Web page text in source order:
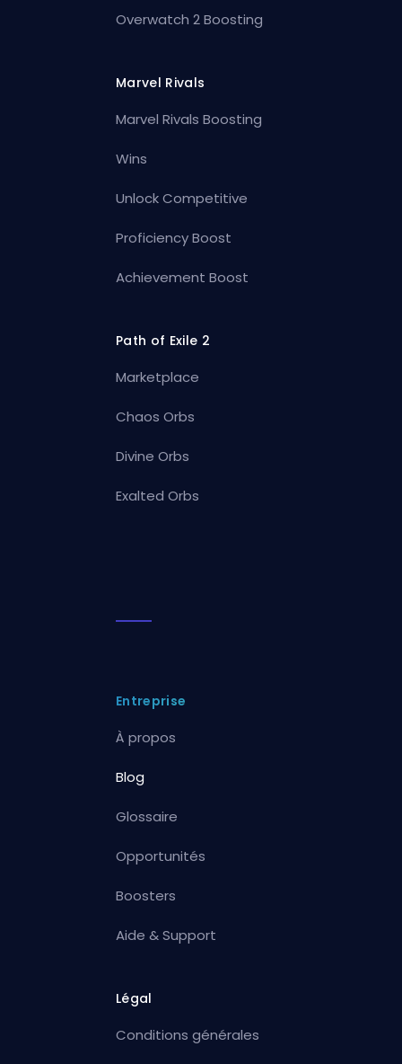
Overwatch 2 Boosting
Marvel Rivals
Marvel Rivals Boosting
Wins
Unlock Competitive
Proficiency Boost
Achievement Boost
Path of Exile 2
Marketplace
Chaos Orbs
Divine Orbs
Exalted Orbs
Entreprise
À propos
Blog
Glossaire
Opportunités
Boosters
Aide & Support
Légal
Conditions générales